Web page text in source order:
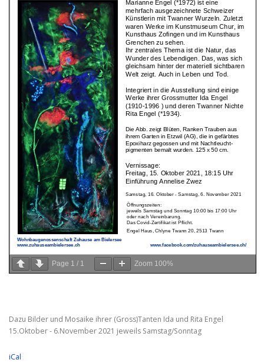
Page 1 / 1 Zoom 100%
Dazu Bilder und Mosaike ihrer (Gross)Tanten Ida und Rita Engel
15.Oktober - 6.November 2021 jeweils Samstag/Sonntag
iCal